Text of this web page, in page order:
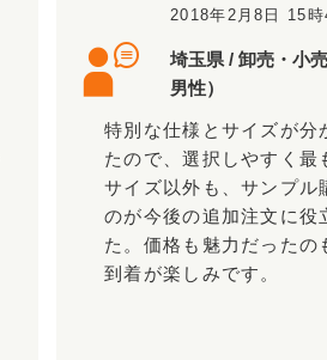
2018年2月8日 15時
埼玉県 / 卸売・小
男性）
特別な仕様とサイズが分
たので、選択しやすく最
サイズ以外も、サンプル
のが今後の追加注文に役
た。価格も魅力だったの
到着が楽しみです。